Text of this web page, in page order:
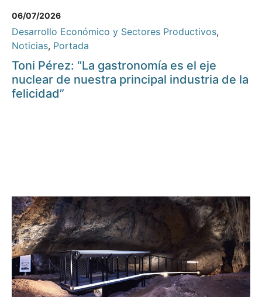
06/07/2026
Desarrollo Económico y Sectores Productivos,
Noticias, Portada
Toni Pérez: “La gastronomía es el eje
nuclear de nuestra principal industria de la
felicidad”